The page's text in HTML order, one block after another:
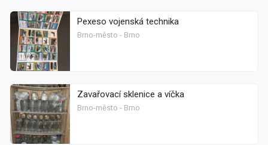
Pexeso vojenská technika
Brno-město - Brno
Zavařovací sklenice a víčka
Brno-město - Brno